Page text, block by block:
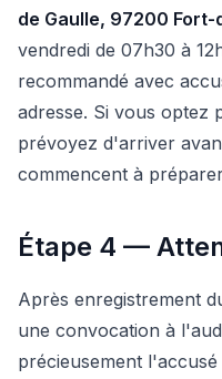
de Gaulle, 97200 Fort-
vendredi de 07h30 à
recommandé avec
adresse. Si vous optez
prévoyez d'arriver
commencent à
Étape 4 —
Après enregistrement
une convocation à
précieusement